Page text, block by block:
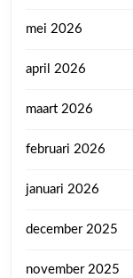
mei 2026
april 2026
maart 2026
februari 2026
januari 2026
december 2025
november 2025